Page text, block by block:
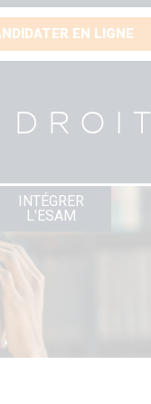
EN LIGNE
DROIT
INTÉGRER
L'ESAM